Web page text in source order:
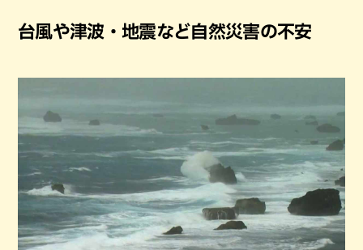
台風や津波・地震など自然災害の不安